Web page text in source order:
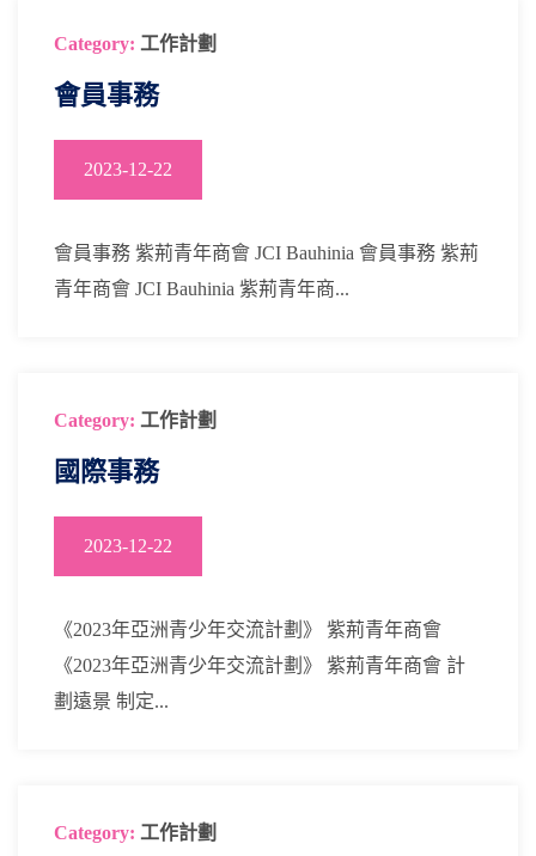
Category: 工作計劃
會員事務
2023-12-22
會員事務 紫荊青年商會 JCI Bauhinia 會員事務 紫荊
青年商會 JCI Bauhinia 紫荊青年商...
Category: 工作計劃
國際事務
2023-12-22
《2023年亞洲青少年交流計劃》 紫荊青年商會
《2023年亞洲青少年交流計劃》 紫荊青年商會 計
劃遠景 制定...
Category: 工作計劃